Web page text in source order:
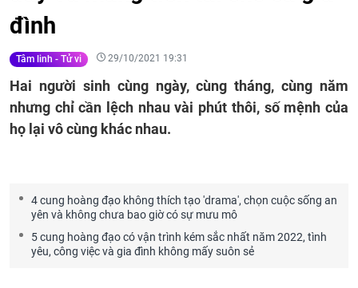
đình
Tâm linh - Tử vi 29/10/2021 19:31
Hai người sinh cùng ngày, cùng tháng, cùng năm
nhưng chỉ cần lệch nhau vài phút thôi, số mệnh của
họ lại vô cùng khác nhau.
4 cung hoàng đạo không thích tạo 'drama', chọn cuộc sống an
yên và không chưa bao giờ có sự mưu mô
5 cung hoàng đạo có vận trình kém sắc nhất năm 2022, tình
yêu, công việc và gia đình không mấy suôn sẻ